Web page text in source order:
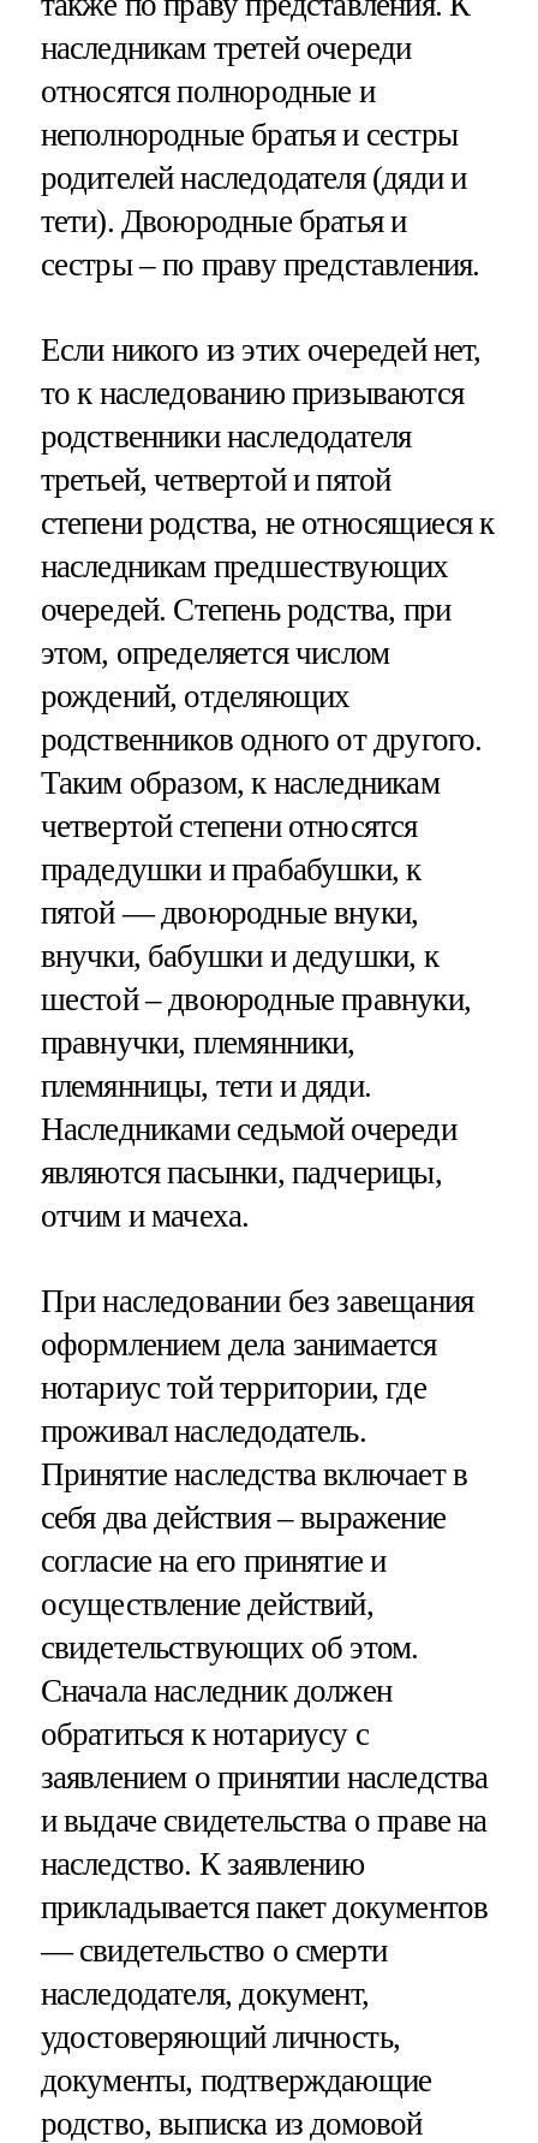
наследникам третей очереди
относятся полнородные и
неполнородные братья и сестры
родителей наследодателя (дяди и
тети). Двоюродные братья и
сестры – по праву представления.
Если никого из этих очередей нет,
то к наследованию призываются
родственники наследодателя
третьей, четвертой и пятой
степени родства, не относящиеся к
наследникам предшествующих
очередей. Степень родства, при
этом, определяется числом
рождений, отделяющих
родственников одного от другого.
Таким образом, к наследникам
четвертой степени относятся
прадедушки и прабабушки, к
пятой — двоюродные внуки,
внучки, бабушки и дедушки, к
шестой – двоюродные правнуки,
правнучки, племянники,
племянницы, тети и дяди.
Наследниками седьмой очереди
являются пасынки, падчерицы,
отчим и мачеха.
При наследовании без завещания
оформлением дела занимается
нотариус той территории, где
проживал наследодатель.
Принятие наследства включает в
себя два действия – выражение
согласие на его принятие и
осуществление действий,
свидетельствующих об этом.
Сначала наследник должен
обратиться к нотариусу с
заявлением о принятии наследства
и выдаче свидетельства о праве на
наследство. К заявлению
прикладывается пакет документов
— свидетельство о смерти
наследодателя, документ,
удостоверяющий личность,
документы, подтверждающие
родство, выписка из домовой